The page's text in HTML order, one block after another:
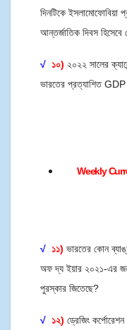
দিনটিকে ইসলামোফোবিয়া
আন্তর্জাতিক দিবস হিসেবে
√ ১০) ২০২২ সালের
ভারতের প্রত্যাশিত
Weekly
√ ১১) ভারতের কোন
অফ দ্য ইয়ার ২০২১-এর
পুরস্কার জিতেছে?
√ ১২) ড্রেজিং